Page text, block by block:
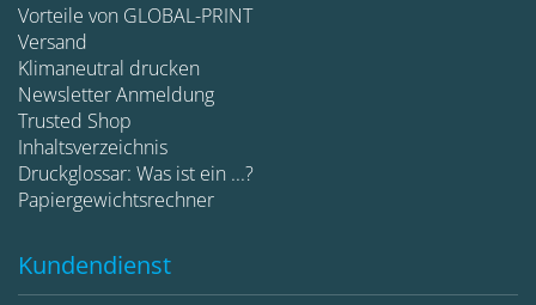
Vorteile von GLOBAL-PRINT
Versand
Klimaneutral drucken
Newsletter Anmeldung
Trusted Shop
Inhaltsverzeichnis
Druckglossar: Was ist ein ...?
Papiergewichtsrechner
Kundendienst